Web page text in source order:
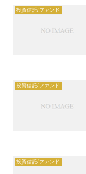
投資信託/ファンド
投資信託/ファンド
投資信託/ファンド